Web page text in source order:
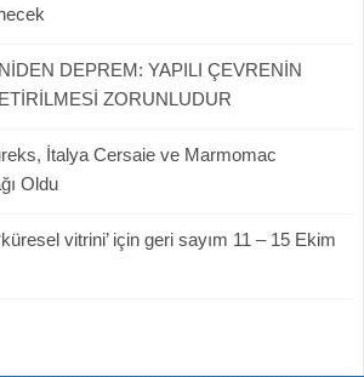
DEPREM: YAPILI ÇEVRENİN
ZORUNLUDUR
İtalya Cersaie ve Marmomac
Oldu
vitrini’ için geri sayım 11 – 15 Ekim